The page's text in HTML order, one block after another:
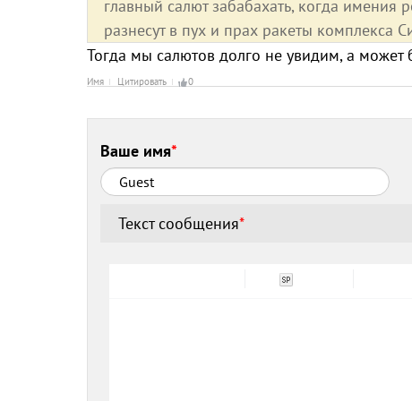
главный салют забабахать, когда
разнесут в пух и прах ракеты комплекса
Тогда мы салютов долго не увидим, а может
Имя Цитировать 0
Ваше имя*
Текст сообщения*